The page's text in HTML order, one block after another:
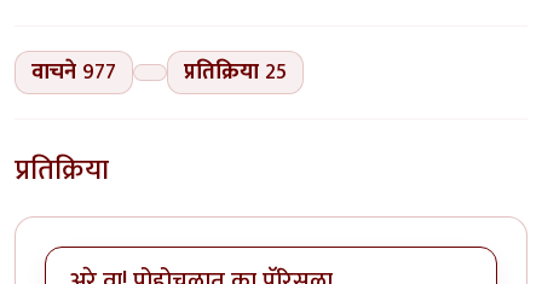
वाचने 977 प्रतिक्रिया 25
प्रतिक्रिया